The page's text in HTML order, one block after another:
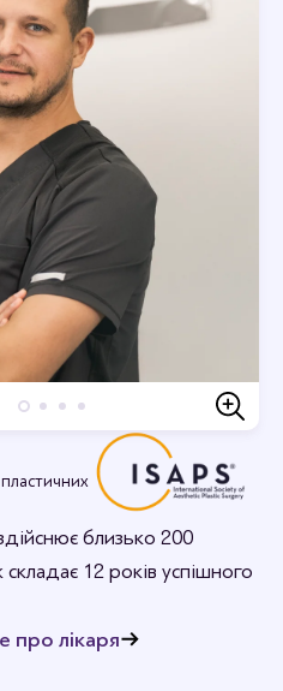
близько 200
12 років успішного
про лікаря
відгук.